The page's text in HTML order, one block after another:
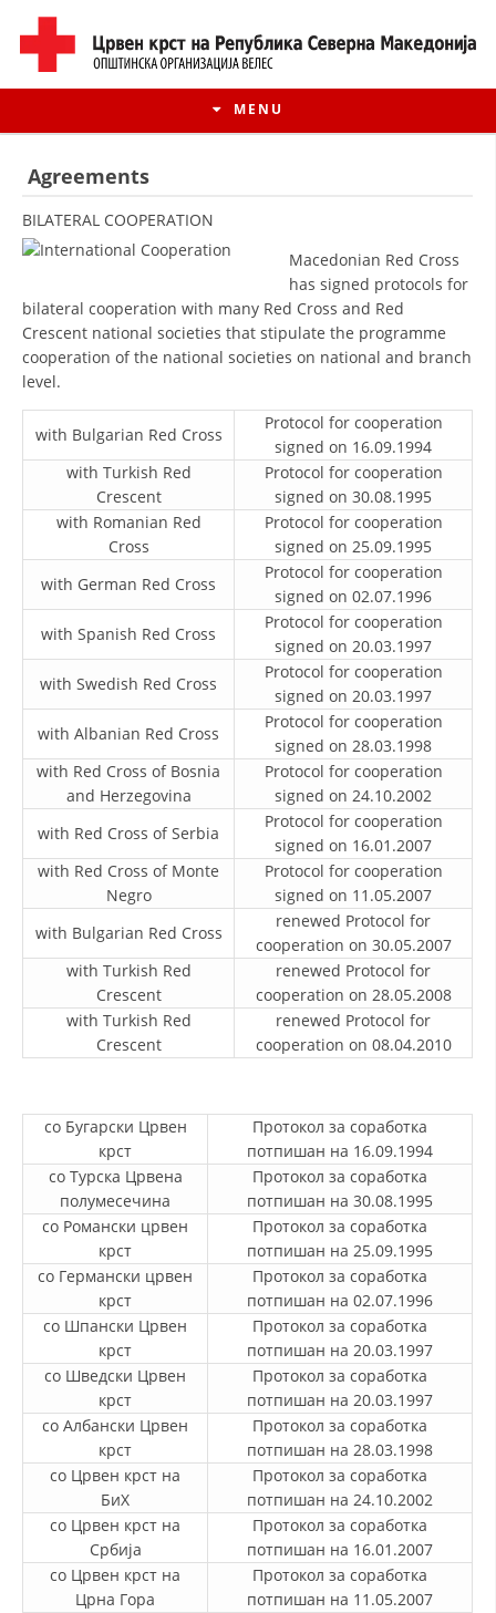
MENU
HISTORY OF MOVEMENT
HISTORY OF THE RCRM
ORGANISATION STRUCTURE
CONTACT INFO
MEMBERSHIP IN PROFESSIONAL STRUCTURES
LAW OF MACEDONIAN RED CROSS
STATUTE OF THE MRC
ORGANIZATIONAL DEVELOPMENT
EXECUTIVE BOARD
STRUCTURAL SET UP
DISSEMINATION
THE SOCIAL WELFARE ACTIVITY
DISASTER PREPAREDNESS AND RESPONSE
PUBLIC RELATIONS
RESEARCH OF PUBLIC OPINION
INTERNATIONAL COOPERATION
TRACING SERVICE
HEALTH PREVENTION
FIRST AID
BLOOD DONATION
VOLUNTEER MANAGEMENT
Agreements
BILATERAL COOPERATION
Macedonian Red Cross
has signed protocols for
bilateral cooperation with many Red Cross and Red
Crescent national societies that stipulate the programme
cooperation of the national societies on national and branch
level.
with Bulgarian Red Cross
Protocol for cooperation
signed on 16.09.1994
with Turkish Red
Crescent
Protocol for cooperation
signed on 30.08.1995
with Romanian Red
Cross
Protocol for cooperation
signed on 25.09.1995
with German Red Cross
Protocol for cooperation
signed on 02.07.1996
with Spanish Red Cross
Protocol for cooperation
signed on 20.03.1997
with Swedish Red Cross
Protocol for cooperation
signed on 20.03.1997
with Albanian Red Cross
Protocol for cooperation
signed on 28.03.1998
with Red Cross of Bosnia
and Herzegovina
Protocol for cooperation
signed on 24.10.2002
with Red Cross of Serbia
Protocol for cooperation
signed on 16.01.2007
with Red Cross of Monte
Negro
Protocol for cooperation
signed on 11.05.2007
with Bulgarian Red Cross
renewed Protocol for
cooperation on 30.05.2007
with Turkish Red
Crescent
renewed Protocol for
cooperation on 28.05.2008
with Turkish Red
Crescent
renewed Protocol for
cooperation on 08.04.2010
со Бугарски Црвен
крст
Протокол за соработка
потпишан на 16.09.1994
со Турска Црвена
полумесечина
Протокол за соработка
потпишан на 30.08.1995
со Романски црвен
крст
Протокол за соработка
потпишан на 25.09.1995
со Германски црвен
крст
Протокол за соработка
потпишан на 02.07.1996
со Шпански Црвен
крст
Протокол за соработка
потпишан на 20.03.1997
со Шведски Црвен
крст
Протокол за соработка
потпишан на 20.03.1997
со Албански Црвен
крст
Протокол за соработка
потпишан на 28.03.1998
со Црвен крст на
БиХ
Протокол за соработка
потпишан на 24.10.2002
со Црвен крст на
Србија
Протокол за соработка
потпишан на 16.01.2007
со Црвен крст на
Црна Гора
Протокол за соработка
потпишан на 11.05.2007